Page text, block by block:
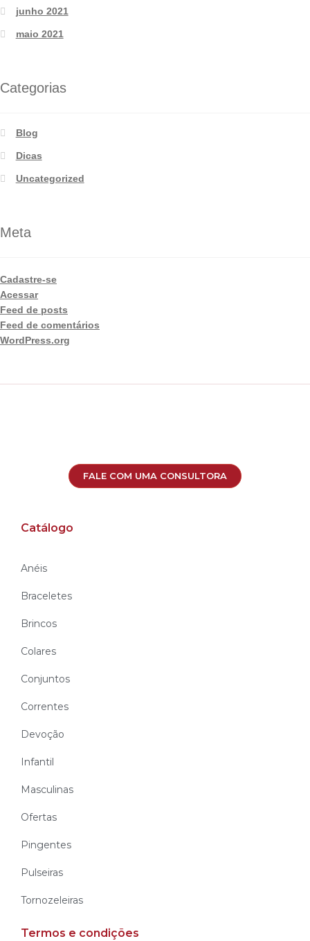
junho 2021
maio 2021
Categorias
Blog
Dicas
Uncategorized
Meta
Cadastre-se
Acessar
Feed de posts
Feed de comentários
WordPress.org
FALE COM UMA CONSULTORA
Catálogo
Anéis
Braceletes
Brincos
Colares
Conjuntos
Correntes
Devoção
Infantil
Masculinas
Ofertas
Pingentes
Pulseiras
Tornozeleiras
Termos e condições